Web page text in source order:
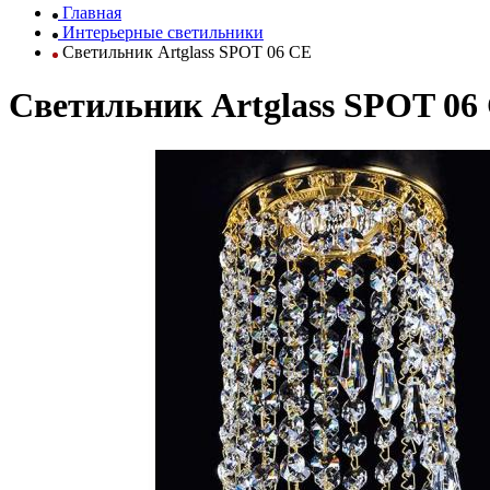
Главная
Интерьерные светильники
Светильник Artglass SPOT 06 CE
Светильник Artglass SPOT 06